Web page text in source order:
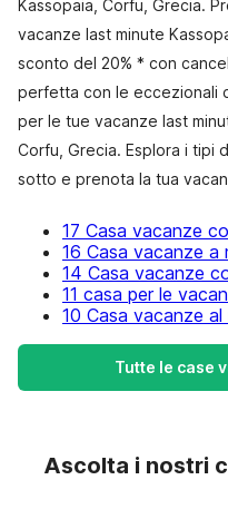
Kassopaia, Corfu, Grecia.
vacanze last minute
sconto del 20% * con
perfetta con le eccezionali
per le tue vacanze last
Corfu, Grecia. Esplora i tipi
sotto e prenota la tua
17 Casa vacanze
16 Casa vacanze a
14 Casa vacanze
11 casa per le
10 Casa vacanze al
Tutte le case
Ascolta i nostri